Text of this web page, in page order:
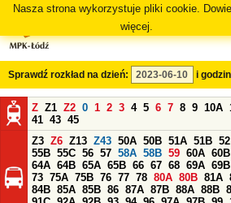
Nasza strona wykorzystuje pliki cookie.
więcej.
Sprawdź rozkład na dzień: i
Z Z1 Z2 0 1 2 3 4 5 6 7 8 9 10A
41 43 45
Z3 Z6 Z13 Z43 50A 50B 51A 51B 52
55B 55C 56 57 58A 58B 59 60A 60B
64A 64B 65A 65B 66 67 68 69A 69B
73 75A 75B 76 77 78 80A 80B 81A
84B 85A 85B 86 87A 87B 88A 88B